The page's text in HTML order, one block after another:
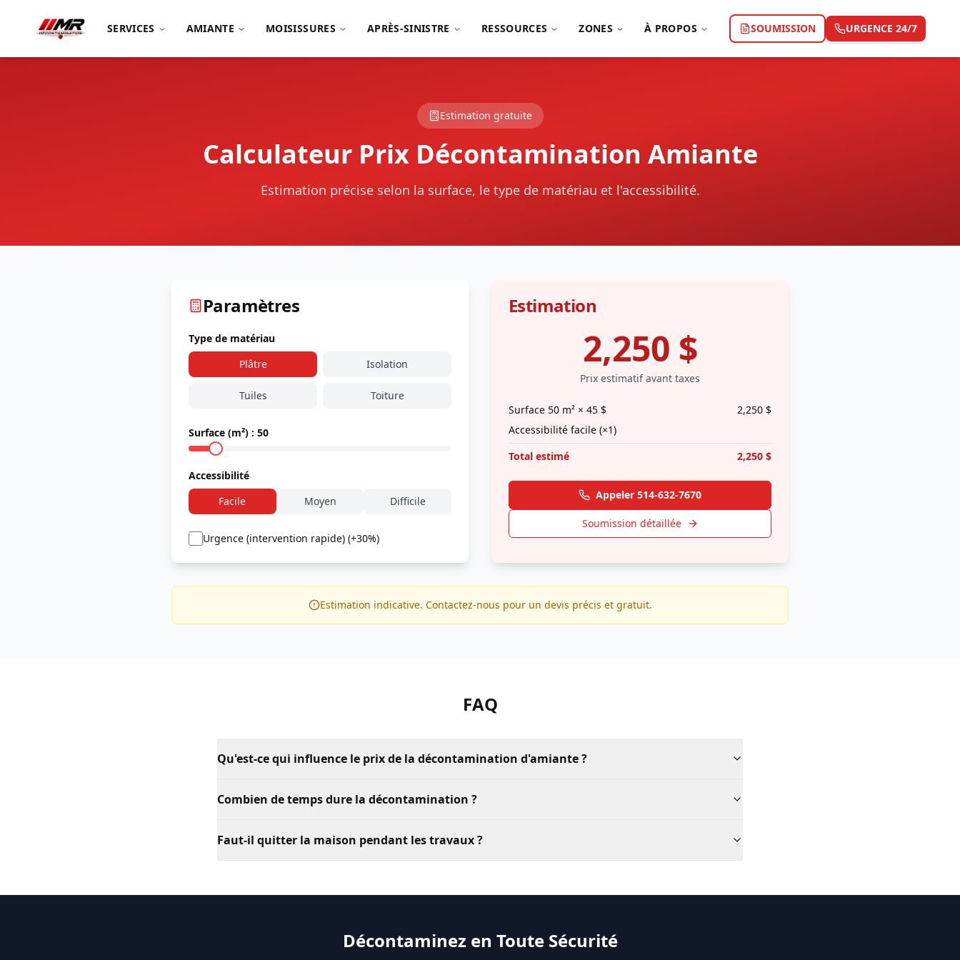
SERVICES AMIANTE MOISISSURES APRÈS-SINISTRE RESSOURCES ZONES À PROPOS SOUMISSION URGENCE 24/7
Estimation gratuite
Calculateur Prix Décontamination Amiante
Estimation précise selon la surface, le type de matériau et l'accessibilité.
Paramètres
Type de matériau
Plâtre
Isolation
Tuiles Toiture
Surface (m²) : 50
Accessibilité
Facile
Moyen Difficile
Urgence (intervention rapide) (+30%)
Estimation
2,250 $
Prix estimatif avant taxes
Surface 50 m² × 45 $ 2,250 $
Accessibilité facile (×1)
Total estimé
2,250 $
Appeler 514-632-7670
Soumission détaillée
Estimation indicative. Contactez-nous pour un devis précis et gratuit.
FAQ
Qu'est-ce qui influence le prix de la décontamination d'amiante ?
Combien de temps dure la décontamination ?
Faut-il quitter la maison pendant les travaux ?
Décontaminez en Toute Sécurité